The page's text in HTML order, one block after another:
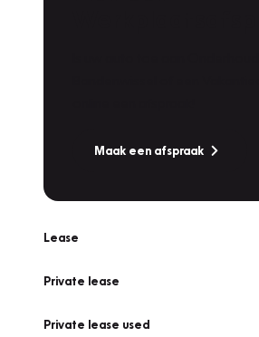
Maak een afspraak
Lease
Private lease
Private lease used